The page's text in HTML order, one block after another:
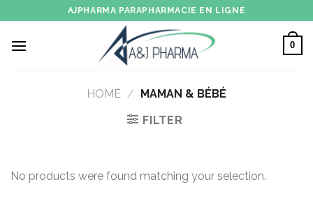
to
content
AJPHARMA PARAPHARMACIE EN LIGNE
0
HOME / MAMAN & BÉBÉ
FILTER
No products were found matching your selection.